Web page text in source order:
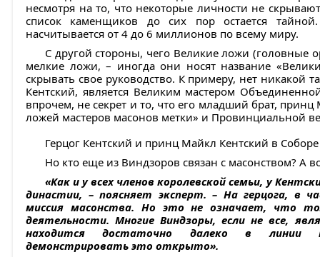
несмотря на то, что некоторые личности не
список каменщиков до сих пор остается
насчитывается от 4 до 6 миллионов по всему миру.
С другой стороны, чего Великие ложи (головные
мелкие ложи, – иногда они носят название
скрывать свое руководство. К примеру, нет никакой
Кентский, является Великим мастером
впрочем, не секрет и то, что его младший брат,
ложей мастеров масонов метки» и Провинциальной
Герцог Кентский и принц Майкл Кентский в
Но кто еще из Виндзоров связан с масонством? А
«Как и у всех членов королевской семьи, у
династии, – поясняет эксперт. – На герцога, в
миссия масонства. Но это не означает, что
деятельности. Многие Виндзоры, если не все,
находится достаточно далеко в линии
демонстрировать это открыто».